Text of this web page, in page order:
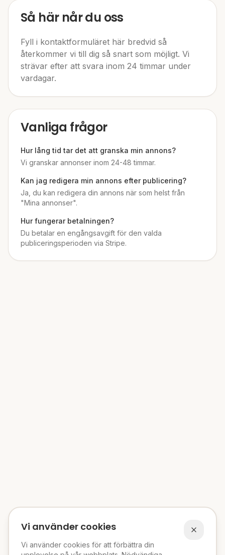
Vi använder cookies
Vi använder cookies för att förbättra din
Så här når du oss
Fyll i kontaktformuläret här bredvid så
återkommer vi till dig så snart som möjligt. Vi
strävar efter att svara inom 24 timmar under
vardagar.
Vanliga frågor
Hur lång tid tar det att granska min annons?
Vi granskar annonser inom 24-48 timmar.
Kan jag redigera min annons efter publicering?
Ja, du kan redigera din annons när som helst från
"Mina annonser".
Hur fungerar betalningen?
Du betalar en engångsavgift för den valda
publiceringsperioden via Stripe.